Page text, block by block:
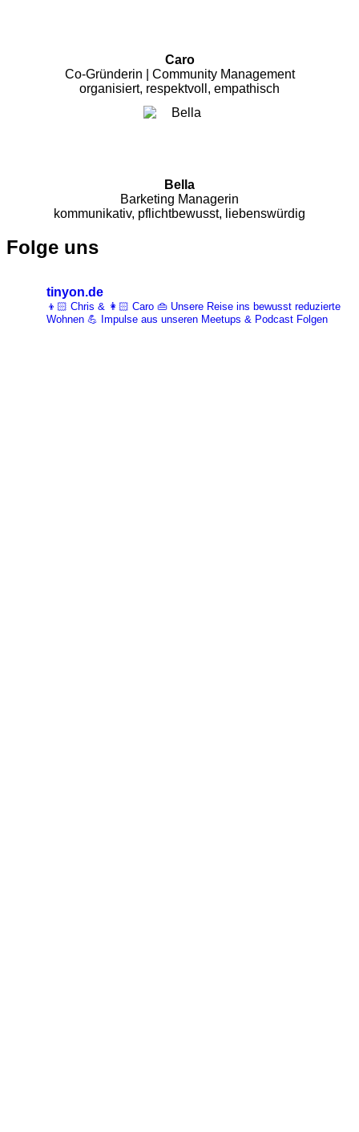
Caro
Co-Gründerin | Community Management
organisiert, respektvoll, empathisch
Bella
Barketing Managerin
kommunikativ, pflichtbewusst, liebenswürdig
Folge uns
tinyon.de
👦🏻 Chris & 👩🏻 Caro 👜 Unsere Reise ins bewusst reduzierte
Wohnen 💪 Impulse aus unseren Meetups & Podcast Folgen